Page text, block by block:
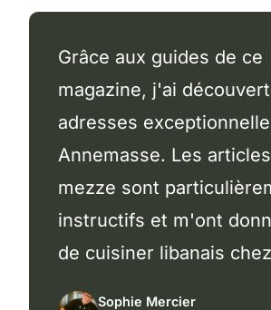
Grâce aux guides de ce
magazine, j'ai
adresses
Annemasse. Les
mezze sont
instructifs et m'ont
de cuisiner libanais
Sophie Mercier